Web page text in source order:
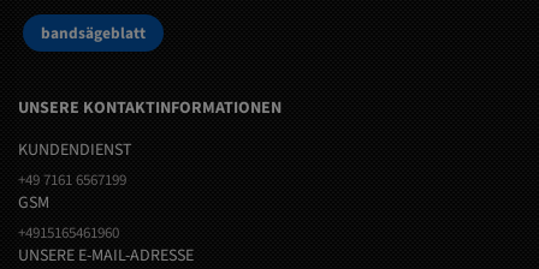
bandsägeblatt
UNSERE KONTAKTINFORMATIONEN
KUNDENDIENST
+49 7161 6567199
GSM
+4915165461960
UNSERE E-MAIL-ADRESSE